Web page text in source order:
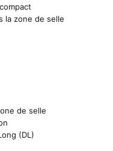
la zone de selle
de selle
(DL)